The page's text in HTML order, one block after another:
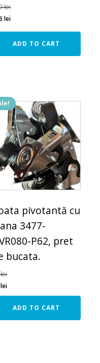
lei
lei
ADD TO CART
pivotantă cu
3477-
P62, pret
bucata.
lei
lei
ADD TO CART